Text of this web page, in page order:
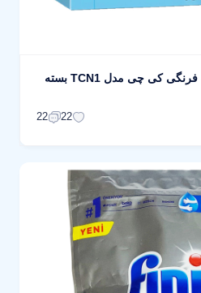
روکش یک‌بارمصرف توالت فرنگی کی چی مدل TCN1 بسته
22
22